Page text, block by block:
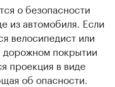
о безопасности
из автомобиля. Если
велосипедист или
дорожном покрытии
проекция в виде
об опасности.